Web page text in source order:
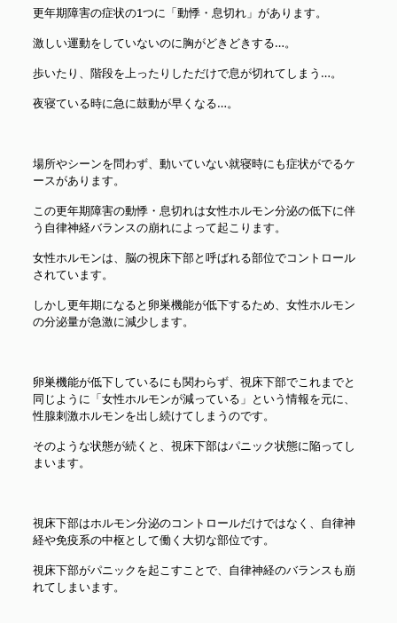
更年期障害の症状の1つに「動悸・息切れ」があります。
激しい運動をしていないのに胸がどきどきする…。
歩いたり、階段を上ったりしただけで息が切れてしまう…。
夜寝ている時に急に鼓動が早くなる…。
場所やシーンを問わず、動いていない就寝時にも症状がでるケ
ースがあります。
この更年期障害の動悸・息切れは女性ホルモン分泌の低下に伴
う自律神経バランスの崩れによって起こります。
女性ホルモンは、脳の視床下部と呼ばれる部位でコントロール
されています。
しかし更年期になると卵巣機能が低下するため、女性ホルモン
の分泌量が急激に減少します。
卵巣機能が低下しているにも関わらず、視床下部でこれまでと
同じように「女性ホルモンが減っている」という情報を元に、
性腺刺激ホルモンを出し続けてしまうのです。
そのような状態が続くと、視床下部はパニック状態に陥ってし
まいます。
視床下部はホルモン分泌のコントロールだけではなく、自律神
経や免疫系の中枢として働く大切な部位です。
視床下部がパニックを起こすことで、自律神経のバランスも崩
れてしまいます。